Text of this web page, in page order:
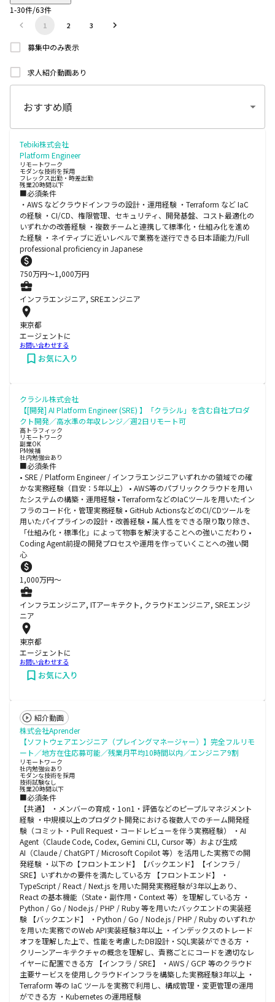
1-30件/63件
1 2 3
募集中のみ表示
求人紹介動画あり
Tebiki株式会社
Platform Engineer
リモートワーク
モダンな技術を採用
フレックス出勤・時差出勤
残業20時間以下
■必須条件
・AWS などクラウドインフラの設計・運用経験 ・Terraform など IaC
の経験 ・CI/CD、権限管理、セキュリティ、開発基盤、コスト最適化の
いずれかの改善経験 ・複数チームと連携して標準化・仕組み化を進め
た経験 ・ネイティブに近いレベルで業務を遂行できる日本語能力/Full
professional proficiency in Japanese
750万円〜1,000万円
インフラエンジニア, SREエンジニア
東京都
エージェントに
お問い合わせする
お気に入り
クラシル株式会社
【[開発] AI Platform Engineer (SRE) 】「クラシル」を含む自社プロダ
クト開発／高水準の年収レンジ／週2日リモート可
高トラフィック
リモートワーク
副業OK
PM候補
社内勉強会あり
■必須条件
• SRE / Platform Engineer / インフラエンジニアいずれかの領域での確
かな実務経験（目安：5年以上） • AWS等のパブリッククラウドを用い
たシステムの構築・運用経験 • TerraformなどのIaCツールを用いたイン
フラのコード化・管理実務経験 • GitHub ActionsなどのCI/CDツールを
用いたパイプラインの設計・改善経験 • 属人性をできる限り取り除き、
「仕組み化・標準化」によって物事を解決することへの強いこだわり •
Coding Agent前提の開発プロセスや運用を作っていくことへの強い関
心
1,000万円〜
インフラエンジニア, ITアーキテクト, クラウドエンジニア, SREエンジ
ニア
東京都
エージェントに
お問い合わせする
お気に入り
紹介動画
株式会社Aprender
【ソフトウェアエンジニア（プレイングマネージャー）】完全フルリモ
ート／地方在住応募可能／残業月平均10時間以内／エンジニア9割
リモートワーク
社内勉強会あり
モダンな技術を採用
技術試験なし
残業20時間以下
■必須条件
【共通】 ・メンバーの育成・1on1・評価などのピープルマネジメント
経験 ・中規模以上のプロダクト開発における複数人でのチーム開発経
験（コミット・Pull Request・コードレビューを伴う実務経験） ・AI
Agent（Claude Code, Codex, Gemini CLI, Cursor 等）および生成
AI（Claude / ChatGPT / Microsoft Copilot 等）を活用した実務での開
発経験 ・以下の【フロントエンド】【バックエンド】【インフラ /
SRE】いずれかの要件を満たしている方 【フロントエンド】 ・
TypeScript / React / Next.js を用いた開発実務経験が3年以上あり、
React の基本機能（State・副作用・Context 等）を理解している方 ・
Python / Go / Node.js / PHP / Ruby 等を用いたバックエンドの実装経
験 【バックエンド】 ・Python / Go / Node.js / PHP / Ruby のいずれか
を用いた実務でのWeb API実装経験3年以上 ・インデックスのトレード
オフを理解した上で、性能を考慮したDB設計・SQL実装ができる方 ・
クリーンアーキテクチャの概念を理解し、責務ごとにコードを適切なレ
イヤーに配置できる方 【インフラ / SRE】 ・AWS / GCP 等のクラウド
主要サービスを使用しクラウドインフラを構築した実務経験3年以上 ・
Terraform 等の IaC ツールを実務で利用し、構成管理・変更管理の運用
ができる方 ・Kubernetes の運用経験